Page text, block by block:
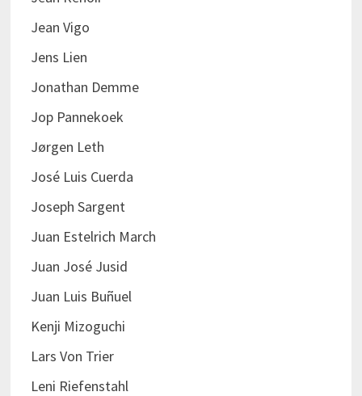
Jean Vigo
Jens Lien
Jonathan Demme
Jop Pannekoek
Jørgen Leth
José Luis Cuerda
Joseph Sargent
Juan Estelrich March
Juan José Jusid
Juan Luis Buñuel
Kenji Mizoguchi
Lars Von Trier
Leni Riefenstahl